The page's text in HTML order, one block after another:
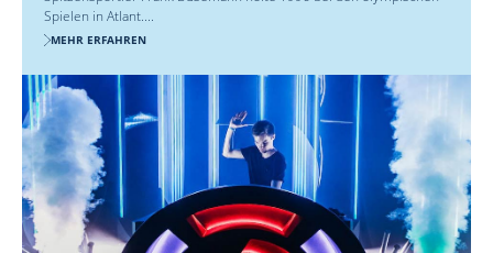
Spielen in Atlant....
MEHR ERFAHREN